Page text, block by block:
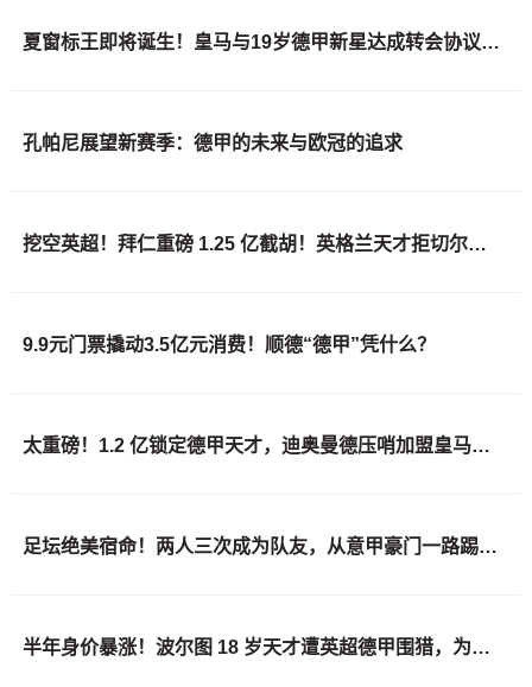
夏窗标王即将诞生！皇马与19岁德甲新星达成转会协议，总价高达14亿欧元
孔帕尼展望新赛季：德甲的未来与欧冠的追求
挖空英超！拜仁重磅 1.25 亿截胡！英格兰天才拒切尔西铁心赴德甲
9.9元门票撬动3.5亿元消费！顺德“德甲”凭什么？
太重磅！1.2 亿锁定德甲天才，迪奥曼德压哨加盟皇马能否坐稳主力
足坛绝美宿命！两人三次成为队友，从意甲豪门一路踢到德甲！
半年身价暴涨！波尔图 18 岁天才遭英超德甲围猎，为啥他大概率选择留队？